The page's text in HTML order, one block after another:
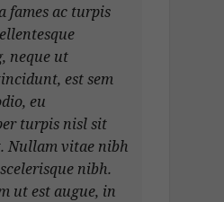
fames ac turpis
neque ut
est sem
eu
turpis nisl sit
Nullam vitae nibh
nibh.
ut est augue, in